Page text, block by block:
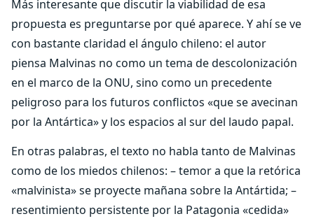
Más interesante que discutir la viabilidad de esa
propuesta es preguntarse por qué aparece. Y ahí se ve
con bastante claridad el ángulo chileno: el autor
piensa Malvinas no como un tema de descolonización
en el marco de la ONU, sino como un precedente
peligroso para los futuros conflictos «que se avecinan
por la Antártica» y los espacios al sur del laudo papal.
En otras palabras, el texto no habla tanto de Malvinas
como de los miedos chilenos: – temor a que la retórica
«malvinista» se proyecte mañana sobre la Antártida; –
resentimiento persistente por la Patagonia «cedida»